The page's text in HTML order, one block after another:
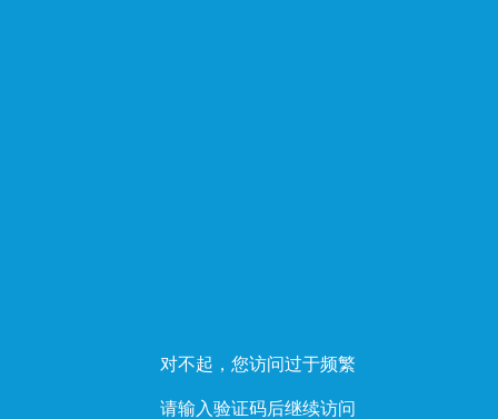
对不起，您访问过于频繁
请输入验证码后继续访问